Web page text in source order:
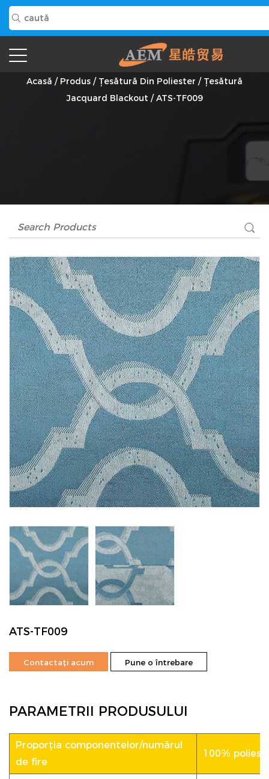
ATS-TF009 Furnizor
Acasă / Produs / Țesătură Din Poliester / Țesătură
Jacquard Blackout /ATS-TF009
ATS-TF009
Contactați acum Pune o întrebare
PARAMETRII PRODUSULUI
Proporția componentelor/numărul
de fire
100%